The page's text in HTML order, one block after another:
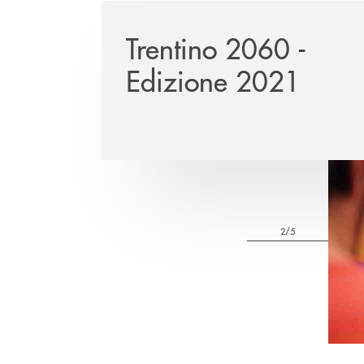
Trentino 2060 -
Edizione 2021
2/5